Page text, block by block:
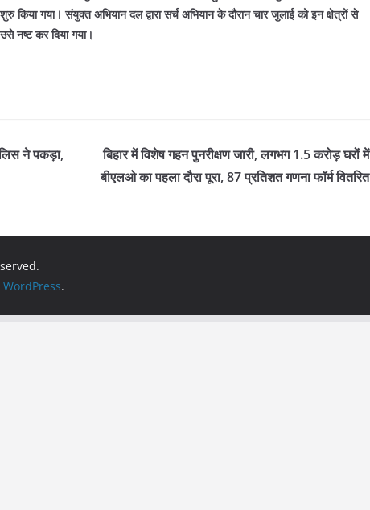
शुरु किया गया।संयुक्त अभियान दल द्वारा सर्च अभियान के दौरान चार जुलाई को इन क्षेत्रों से
नष्ट कर दिया गया।
ने पकड़ा,
बिहार में विशेष गहन पुनरीक्षण जारी, लगभग 1.5 करोड़ घरों में
बीएलओ का पहला दौरा पूरा, 87 प्रतिशत गणना फॉर्म वितरित
WordPress.